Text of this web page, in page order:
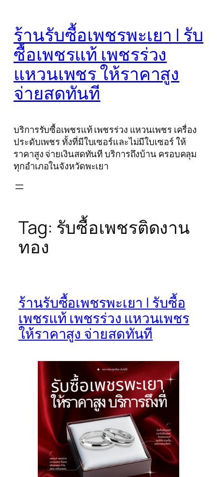
content
ร้านรับซื้อเพชรพะเยา | รับ
ซื้อเพชรแท้ เพชรร่วง
แหวนเพชร ให้ราคาสูง
จ่ายสดทันที
บริการรับซื้อเพชรแท้ เพชรร่วง แหวนเพชร เครื่อง
ประดับเพชร ทั้งที่มีใบเซอร์และไม่มีใบเซอร์ ให้
ราคาสูง จ่ายเงินสดทันที บริการถึงบ้าน ครอบคลุม
ทุกอำเภอในจังหวัดพะเยา
Tag: รับซื้อเพชรติดงาน
ทอง
ร้านรับซื้อเพชรพะเยา | รับซื้อ
เพชรแท้ เพชรร่วง แหวนเพชร
ให้ราคาสูง จ่ายสดทันที